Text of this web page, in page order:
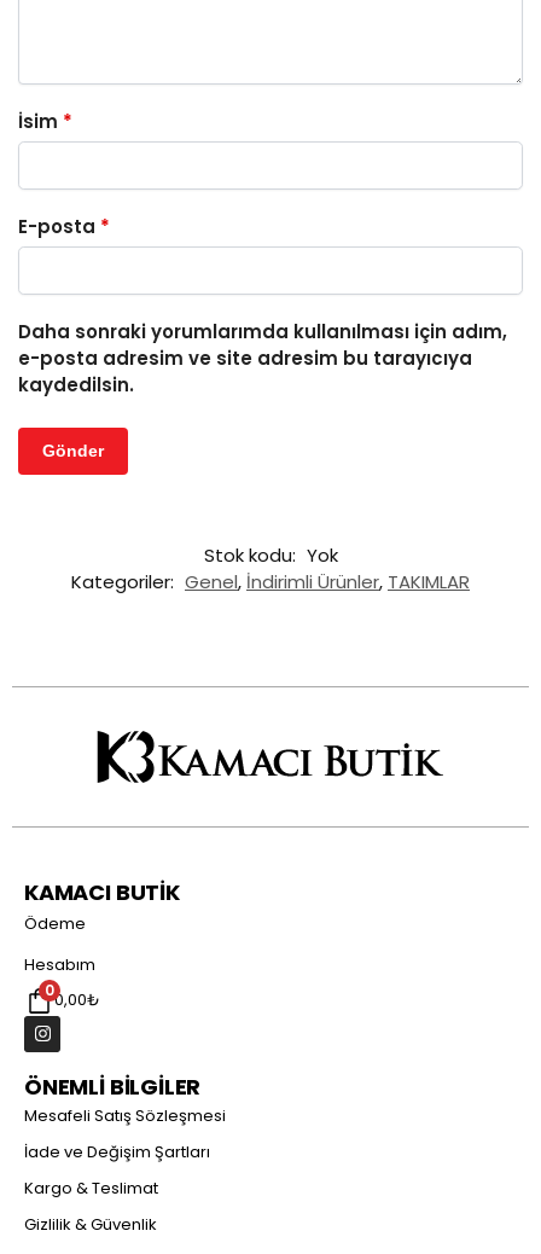
İsim *
E-posta *
Daha sonraki yorumlarımda kullanılması için adım,
e-posta adresim ve site adresim bu tarayıcıya
kaydedilsin.
Stok kodu: Yok
Kategoriler: Genel, İndirimli Ürünler, TAKIMLAR
KAMACI BUTİK
Ödeme
Hesabım
00,00₺
ÖNEMLİ BİLGİLER
Mesafeli Satış Sözleşmesi
İade ve Değişim Şartları
Kargo & Teslimat
Gizlilik & Güvenlik